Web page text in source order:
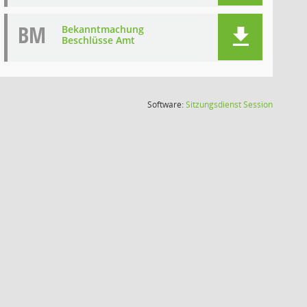
BM
Bekanntmachung
Beschlüsse Amt
Software:SitzungsdienstSession(Wird in